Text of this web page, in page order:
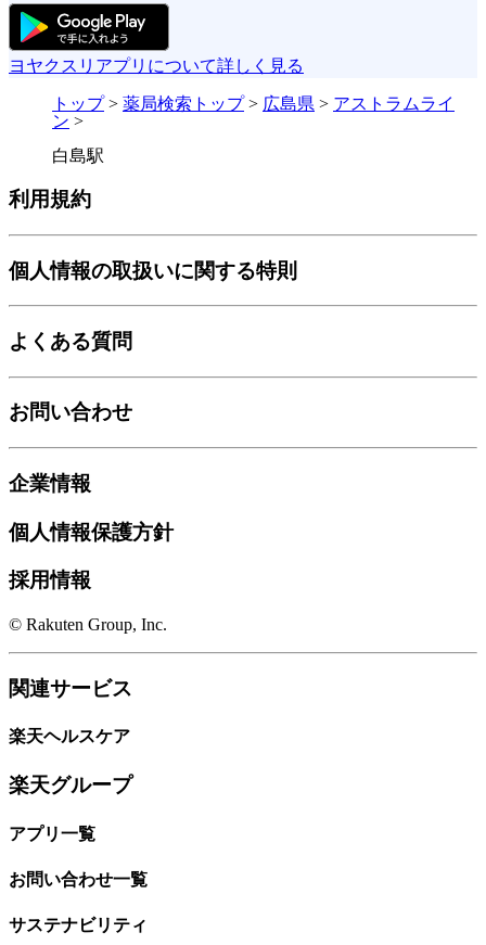
ヨヤクスリアプリについて詳しく見る
トップ> 薬局検索トップ> 広島県 > アストラムライ
ン >
白島駅
利用規約
個人情報の取扱いに関する特則
よくある質問
お問い合わせ
企業情報
個人情報保護方針
採用情報
© Rakuten Group, Inc.
関連サービス
楽天ヘルスケア
楽天グループ
アプリ一覧
お問い合わせ一覧
サステナビリティ